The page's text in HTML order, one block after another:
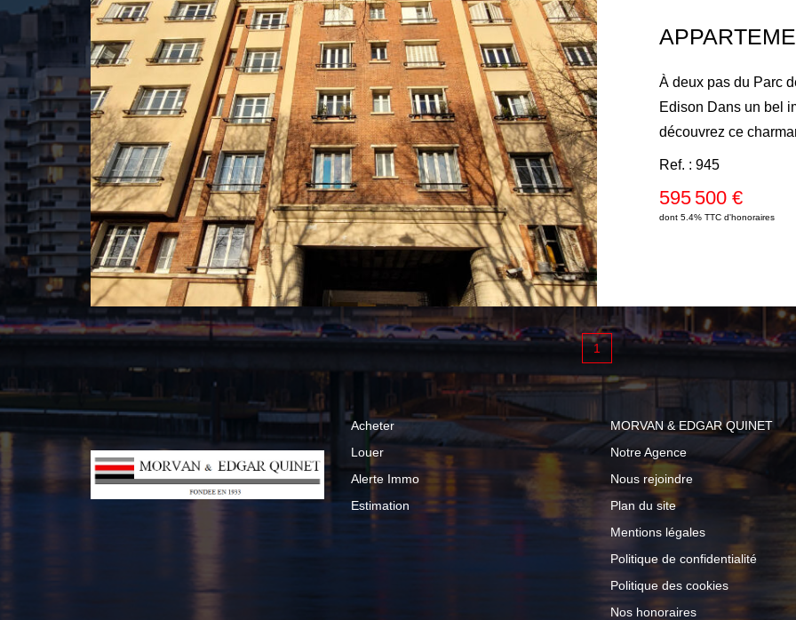
À deux pas du Parc
Edison Dans un bel
découvrez ce
entièrement rénové,
séjour lumineux de
d'eau, un WC
grande cave de 12
Vue dégagée
charges) et eau
annuelles de
recherché, à
et espaces verts. À
Ref. : 945
595 500 €
dont 5.4% TTC d'honoraires
1
Acheter
Louer
Alerte Immo
Estimation
MORVAN & EDGAR QUINET
Notre Agence
Nous rejoindre
Plan du site
Mentions légales
Politique de confidentialité
Politique des cookies
Nos honoraires